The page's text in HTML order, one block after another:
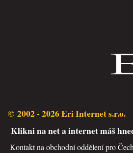
© 2002 - 2026 Eri Internet s.r.o.
Klikni na net a internet máš
Kontakt na obchodní oddělení pro